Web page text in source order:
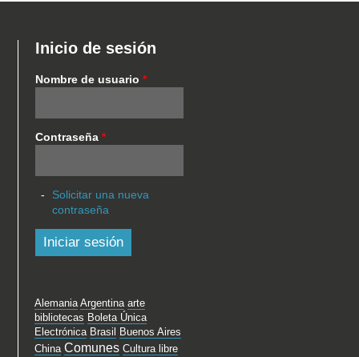
Inicio de sesión
Nombre de usuario*
Contraseña*
Solicitar una nueva
contraseña
Alemania Argentina arte
bibliotecas Boleta Única
Electrónica Brasil
Buenos Aires
China Comunes Cultura libre